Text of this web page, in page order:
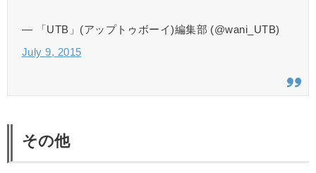
— 「UTB」(アップトゥボーイ)編集部 (@wani_UTB)
July 9, 2015
その他